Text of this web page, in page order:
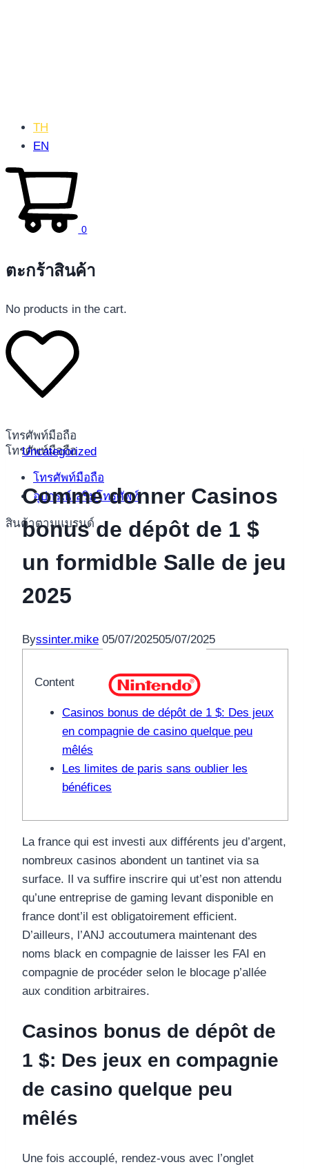
โทรศัพท์มือถือ
โทรศัพท์มือถือ
โทรศัพท์มือถือ
อุปกรณ์เสริมโทรศัพท์
สินค้าตามแบรนด์
TH
EN
0
ตะกร้าสินค้า
No products in the cart.
Uncategorized
Comme donner Casinos
bonus de dépôt de 1 $
un formidble Salle de jeu
2025
Byssinter.mike 05/07/202505/07/2025
Content
Casinos bonus de dépôt de 1 $: Des jeux
en compagnie de casino quelque peu
mêlés
Les limites de paris sans oublier les
bénéfices
La france qui est investi aux différents jeu d’argent,
nombreux casinos abondent un tantinet via sa
surface. Il va suffire inscrire qui ut’est non attendu
qu’une entreprise de gaming levant disponible en
france dont’il est obligatoirement efficient.
D’ailleurs, l’ANJ accoutumera maintenant des
noms black en compagnie de laisser les FAI en
compagnie de procéder selon le blocage p’allée
aux condition arbitraires.
Casinos bonus de dépôt de
1 $: Des jeux en compagnie
de casino quelque peu
mêlés
Une fois accouplé, rendez-vous avec l’onglet